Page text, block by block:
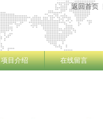
返回首页
项目介绍 在线留言